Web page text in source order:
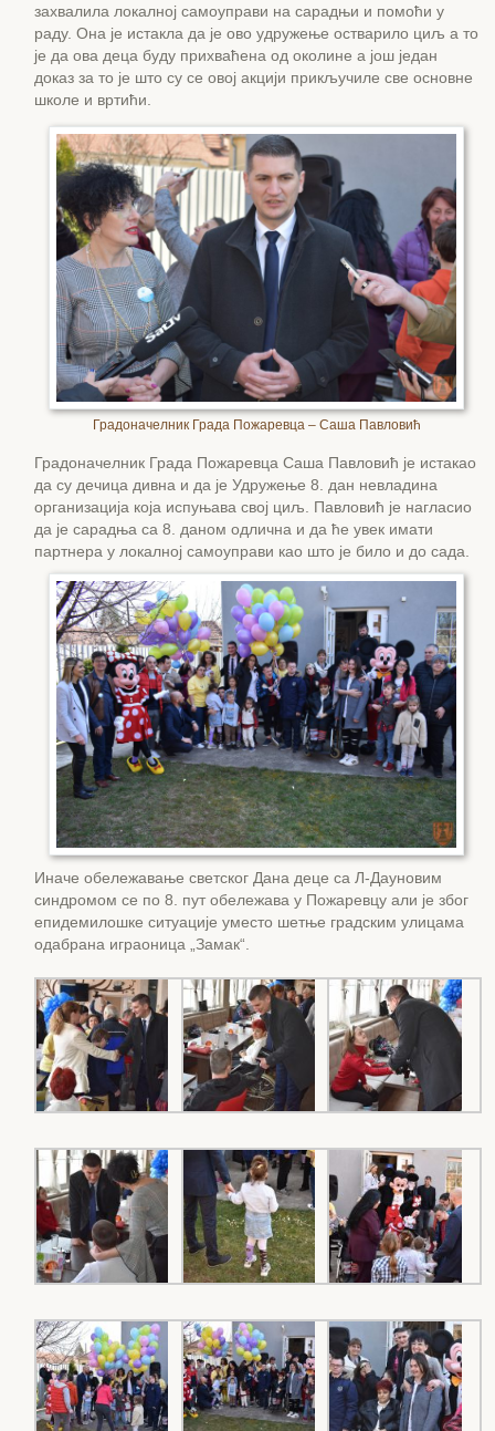
захвалила локалној самоуправи на сарадњи и помоћи у
раду. Она је истакла да је ово удружење остварило циљ а то
је да ова деца буду прихваћена од околине а још један
доказ за то је што су се овој акцији прикључиле све основне
школе и вртићи.
Градоначелник Града Пожаревца – Саша Павловић
Градоначелник Града Пожаревца Саша Павловић је истакао
да су дечица дивна и да је Удружење 8. дан невладина
организација која испуњава свој циљ. Павловић је нагласио
да је сарадња са 8. даном одлична и да ће увек имати
партнера у локалној самоуправи као што је било и до сада.
Иначе обележавање светског Дана деце са Л-Дауновим
синдромом се по 8. пут обележава у Пожаревцу али је због
епидемилошке ситуације уместо шетње градским улицама
одабрана играоница „Замак“.